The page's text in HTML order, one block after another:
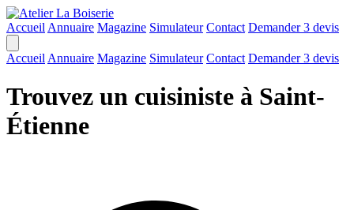
Accueil Annuaire Magazine Simulateur Contact Demander 3 devis
Accueil Annuaire Magazine Simulateur Contact Demander 3 devis
Trouvez un cuisiniste à Saint-
Étienne